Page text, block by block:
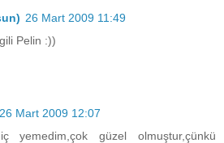
26 Mart 2009 11:49
Pelin :))
26 Mart 2009 12:07
yemedim,çok güzel olmuştur,çünkü